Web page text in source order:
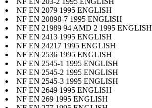
NF EN 2079 1995 ENGLISH
NF EN 20898-7 1995 ENGLISH
NF EN 21989 94 AMD 2 1995 ENGLISH
NF EN 2413 1995 ENGLISH
NF EN 24217 1995 ENGLISH
NF EN 2536 1995 ENGLISH
NF EN 2545-1 1995 ENGLISH
NF EN 2545-2 1995 ENGLISH
NF EN 2545-3 1995 ENGLISH
NF EN 2649 1995 ENGLISH
NF EN 269 1995 ENGLISH